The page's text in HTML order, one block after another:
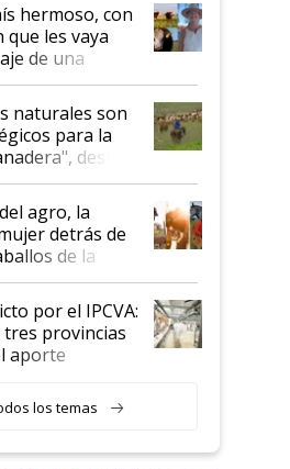
hermoso, con
les vaya
de una
sobre las
se abren
Argentina, con
naturales son
para la
destaca
ya reúne a 46
en Argentina
agro, la
detrás de
de la
mitos que
sufrir a estos
me
yo seguí
por el IPCVA:
provincias
aporte
los temas